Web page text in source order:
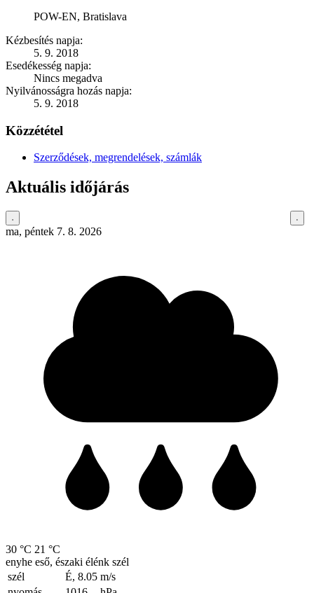
POW-EN, Bratislava
Kézbesítés napja:
5. 9. 2018
Esedékesség napja:
Nincs megadva
Nyilvánosságra hozás napja:
5. 9. 2018
Közzététel
Szerződések, megrendelések, számlák
Aktuális időjárás
ma, péntek 7. 8. 2026
30 °C 21 °C
enyhe eső, északi élénk szél
szél
É, 8.05 m/s